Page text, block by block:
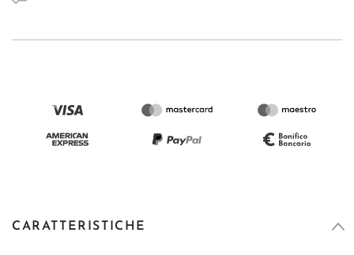
CARATTERISTICHE